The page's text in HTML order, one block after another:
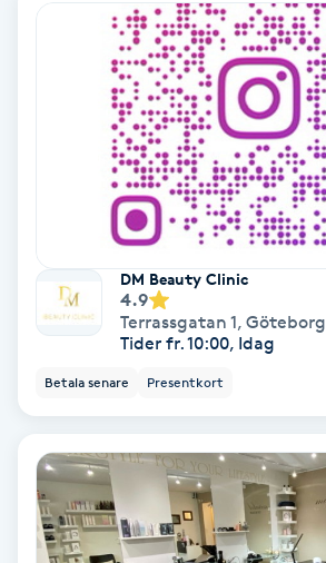
Ansiktsbehandling djuprengörande
Bambumassage
Barber
BIAB
Blowout
Bottenfärg
DM Beauty Clinic
4.9
Terrassgatan 1, Göteborg
Tider fr. 10:00, Idag
Betala senare Presentkort